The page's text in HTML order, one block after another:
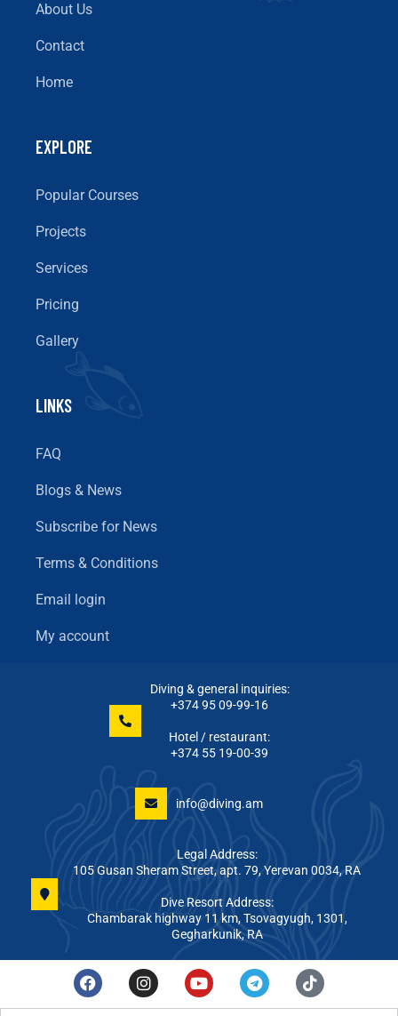
About Us
Contact
Home
EXPLORE
Popular Courses
Projects
Services
Pricing
Gallery
LINKS
FAQ
Blogs & News
Subscribe for News
Terms & Conditions
Email login
My account
Diving & general inquiries:
+374 95 09-99-16
Hotel / restaurant:
+374 55 19-00-39
info@diving.am
Legal Address:
105 Gusan Sheram Street, apt. 79, Yerevan 0034, RA
Dive Resort Address:
Chambarak highway 11 km, Tsovagyugh, 1301,
Gegharkunik, RA